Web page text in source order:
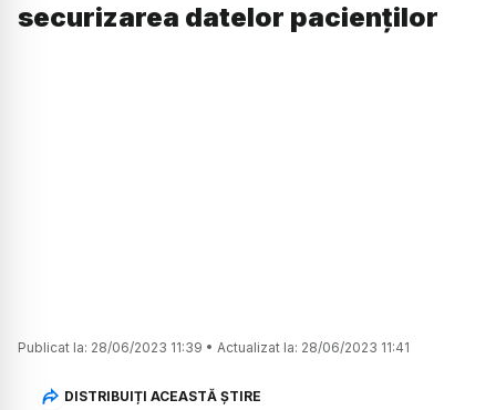
securizarea datelor pacienților
Publicat la: 28/06/2023 11:39 • Actualizat la: 28/06/2023 11:41
DISTRIBUIȚI ACEASTĂ ȘTIRE